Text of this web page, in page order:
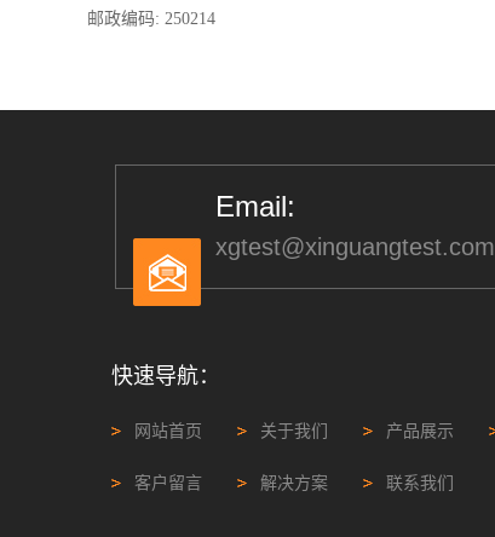
邮政编码: 250214
Email:
xgtest@xinguangtest.com
快速导航：
网站首页 关于我们 产品展示
客户留言 解决方案 联系我们